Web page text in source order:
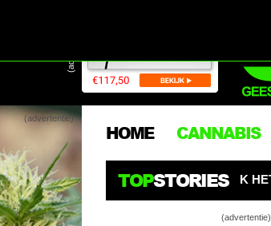
(advertentie)
(advertentie)
HOME CANNABIS
TOPSTORIES
HET THC-GEHALTE NIET ZO BELANGRIJK
(advertentie)